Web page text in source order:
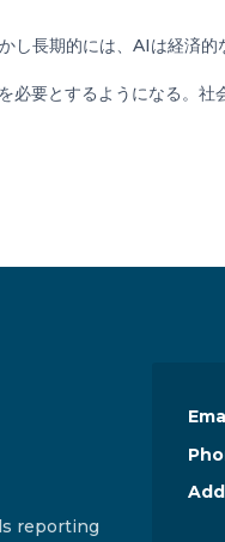
長期的には、AIは経済的
必要とするようになる。
reporting